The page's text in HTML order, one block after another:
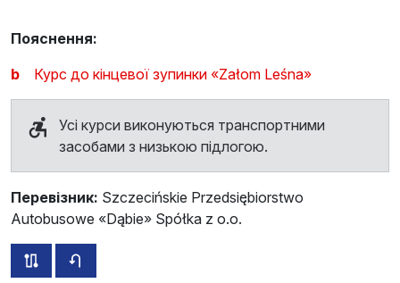
Пояснення:
b
Курс до кінцевої зупинки «Załom Leśna»
Усі курси виконуються транспортними
засобами з низькою підлогою.
Перевізник: Szczecińskie Przedsiębiorstwo
Autobusowe «Dąbie» Spółka z o.o.
всі схеми цього маршруту